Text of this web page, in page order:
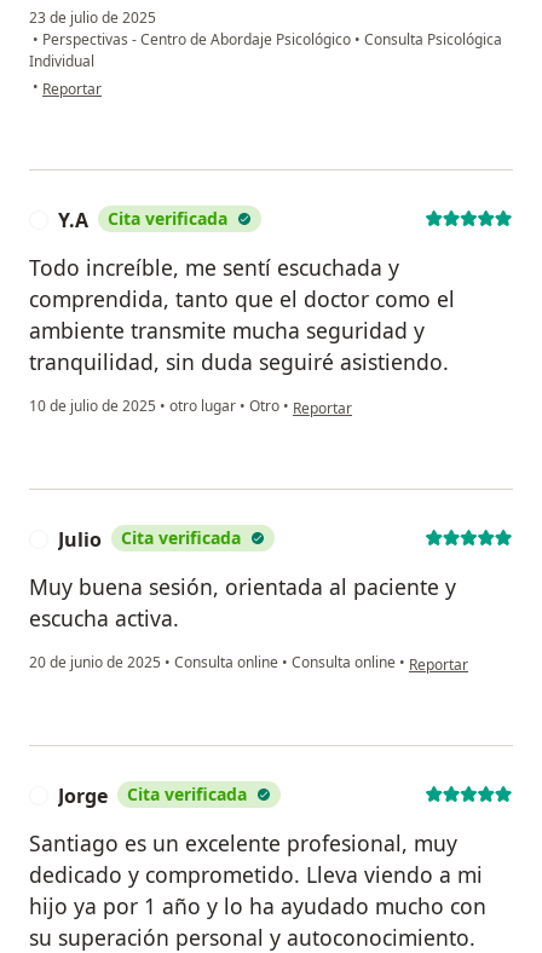
23 de julio de 2025
• Perspectivas - Centro de Abordaje Psicológico • Consulta Psicológica
Individual
• en opinión del usuario Alex R.
Reportar
Y.A Cita verificada
Todo increíble, me sentí escuchada y
comprendida, tanto que el doctor como el
ambiente transmite mucha seguridad y
tranquilidad, sin duda seguiré asistiendo.
10 de julio de 2025 • otro lugar • Otro • en opinión del usuario Y.A
Reportar
Julio Cita verificada
Muy buena sesión, orientada al paciente y
escucha activa.
20 de junio de 2025 • Consulta online • Consulta online • en opinión del
Reportar
Jorge Cita verificada
Santiago es un excelente profesional, muy
dedicado y comprometido. Lleva viendo a mi
hijo ya por 1 año y lo ha ayudado mucho con
su superación personal y autoconocimiento.